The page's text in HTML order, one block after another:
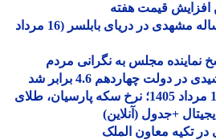
قیمت هفته
غرق شدن کودک هشت ساله مشهدی در دریای بابلسر (16 مرداد
مجلس به نگرانی مردم
چهاردهم 4.6 برابر شد
قیمت طلا و دلار امروز 16 مرداد 1405؛ نرخ سکه پارسیان، طلای
معاون الملک